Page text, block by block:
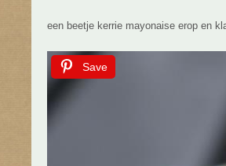
een beetje kerrie mayonaise erop en
Save